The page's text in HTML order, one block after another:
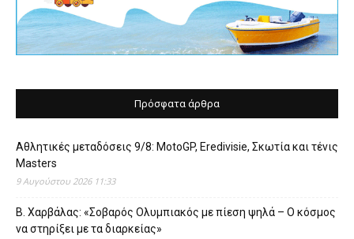
Πρόσφατα άρθρα
Αθλητικές μεταδόσεις 9/8: MotoGP, Eredivisie, Σκωτία και τένις
Masters
9 Αυγούστου 2026 11:33
Β. Χαρβάλας: «Σοβαρός Ολυμπιακός με πίεση ψηλά – Ο κόσμος
να στηρίξει με τα διαρκείας»